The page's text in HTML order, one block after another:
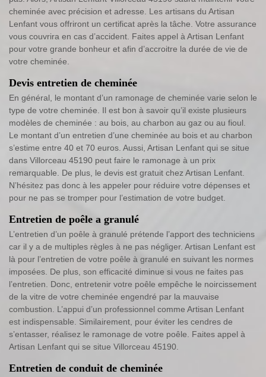
cheminée avec précision et adresse. Les artisans du Artisan
Lenfant vous offriront un certificat après la tâche. Votre assurance
vous couvrira en cas d’accident. Faites appel à Artisan Lenfant
pour votre grande bonheur et afin d’accroitre la durée de vie de
votre cheminée.
Devis entretien de cheminée
En général, le montant d’un ramonage de cheminée varie selon le
type de votre cheminée. Il est bon à savoir qu’il existe plusieurs
modèles de cheminée : au bois, au charbon au gaz ou au fioul.
Le montant d’un entretien d’une cheminée au bois et au charbon
s’estime entre 40 et 70 euros. Aussi, Artisan Lenfant qui se situe
dans Villorceau 45190 peut faire le ramonage à un prix
remarquable. De plus, le devis est gratuit chez Artisan Lenfant.
N’hésitez pas donc à les appeler pour réduire votre dépenses et
pour ne pas se tromper pour l’estimation de votre budget.
Entretien de poêle a granulé
L’entretien d’un poêle à granulé prétende l’apport des techniciens
car il y a de multiples règles à ne pas négliger. Artisan Lenfant est
là pour l’entretien de votre poêle à granulé en suivant les normes
imposées. De plus, son efficacité diminue si vous ne faites pas
l’entretien. Donc, entretenir votre poêle empêche le noircissement
de la vitre de votre cheminée engendré par la mauvaise
combustion. L’appui d’un professionnel comme Artisan Lenfant
est indispensable. Similairement, pour éviter les cendres de
s’entasser, réalisez le ramonage de votre poêle. Faites appel à
Artisan Lenfant qui se situe Villorceau 45190.
Entretien de conduit de cheminée